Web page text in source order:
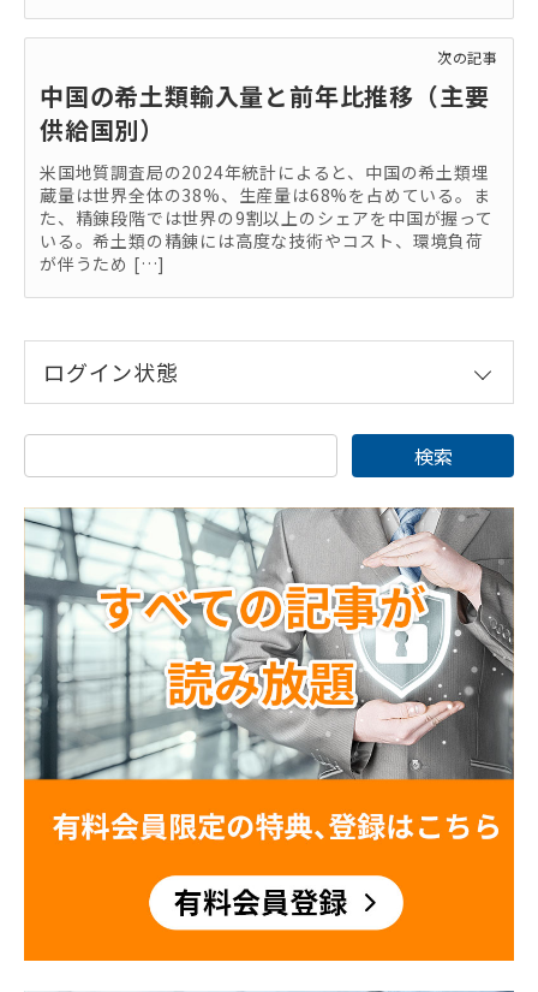
次の記事
中国の希土類輸入量と前年比推移（主要
供給国別）
米国地質調査局の2024年統計によると、中国の希土類埋
蔵量は世界全体の38%、生産量は68%を占めている。ま
た、精錬段階では世界の9割以上のシェアを中国が握って
いる。希土類の精錬には高度な技術やコスト、環境負荷
が伴うため […]
ログイン状態